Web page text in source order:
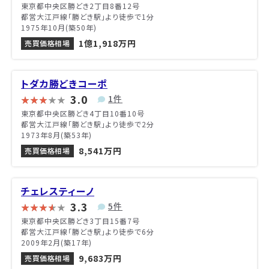
東京都中央区勝どき2丁目8番12号
都営大江戸線「勝どき駅」より徒歩で1分
1975年10月(築50年)
売買価格相場
1億1,918万円
トダカ勝どきコーポ
3.0 1件
東京都中央区勝どき4丁目10番10号
都営大江戸線「勝どき駅」より徒歩で2分
1973年8月(築53年)
売買価格相場
8,541万円
チェレスティーノ
3.3 5件
東京都中央区勝どき3丁目15番7号
都営大江戸線「勝どき駅」より徒歩で6分
2009年2月(築17年)
売買価格相場
9,683万円